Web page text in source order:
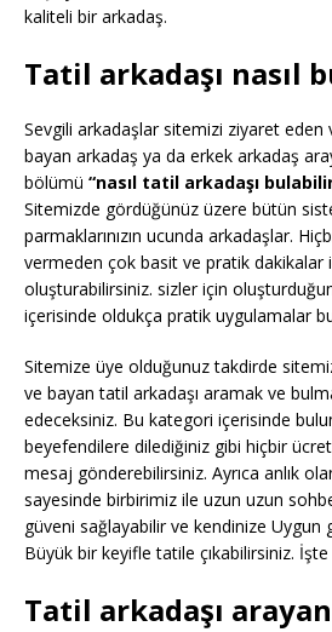
kaliteli bir arkadaş.
Tatil arkadaşı nasıl
Sevgili arkadaşlar sitemizi ziyaret eden
bayan arkadaş ya da erkek arkadaş
bölümü “nasıl tatil arkadaşı
Sitemizde gördüğünüz üzere bütün
parmaklarınızın ucunda arkadaşlar.
vermeden çok basit ve pratik dakikalar
oluşturabilirsiniz. sizler için
içerisinde oldukça pratik uygulamalar
Sitemize üye olduğunuz takdirde
ve bayan tatil arkadaşı aramak ve
edeceksiniz. Bu kategori içerisinde
beyefendilere dilediğiniz gibi hiçbir
mesaj gönderebilirsiniz. Ayrıca anlık
sayesinde birbirimiz ile uzun uzun
güveni sağlayabilir ve kendinize Uygun
Büyük bir keyifle tatile çıkabilirsiniz.
Tatil arkadaşı